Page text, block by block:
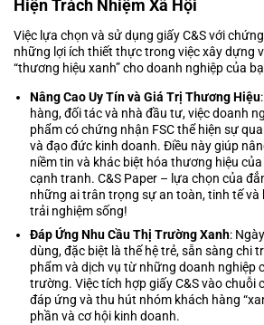
Hiện Trách Nhiệm Xã Hội
Việc lựa chọn và sử dụng giấy C&S với
những lợi ích thiết thực trong việc xây dựng
“thương hiệu xanh” cho doanh nghiệp của
Nâng Cao Uy Tín và Giá Trị Thương Hiệu
hàng, đối tác và nhà đầu tư, việc doanh
phẩm có chứng nhận FSC thể hiện sự
và đạo đức kinh doanh. Điều này giúp
niềm tin và khác biệt hóa thương hiệu
cạnh tranh. C&S Paper – lựa chọn của
những ai trân trọng sự an toàn, tinh tế
trải nghiệm sống!
Đáp Ứng Nhu Cầu Thị Trường Xanh:
dùng, đặc biệt là thế hệ trẻ, sẵn sàng chi
phẩm và dịch vụ từ những doanh nghiệp
trường. Việc tích hợp giấy C&S vào chuỗi
đáp ứng và thu hút nhóm khách hàng
phần và cơ hội kinh doanh.